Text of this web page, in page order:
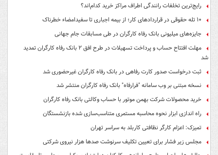
رایج‌ترین تخلفات رانندگی اطراف مراکز خرید کدام‌اند؟
۱۰ تله حقوقی در قراردادهای کار؛ از بیمه اجباری تا سفیدامضاء خطرناک
جایزه‌های میلیونی بانک رفاه کارگران در طی مسابقات جام جهانی
مهلت افتتاح حساب و پرداخت تسهیلات در طرح افق ۲ بانک رفاه کارگران تمدید
شد
ثبت درخواست صدور کارت رفاهی در بانک رفاه کارگران غیرحضوری شد
نسخه مبتنی بر وب سامانه "فرارفاه" بانک رفاه کارگران منتشر شد
خرید محصولات شرکت بهمن موتور با حساب وکالتی بانک رفاه کارگران
راه اندازی ابزار نحوه محاسبه مستمری متناسب‌سازی شده بازنشستگان
تمیزک: اعزام کارگر نظافتی کاربلد به سراسر تهران
مجلس زیر فشار برای تعیین تکلیف سرنوشت صدها هزار نیروی شرکتی